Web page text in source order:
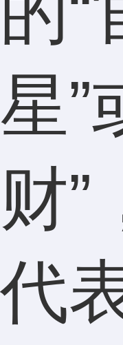
星”
财”
代